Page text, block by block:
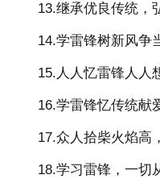
13.继承优良传统，
14.学雷锋树新风争
15.人人忆雷锋人人
16.学雷锋忆传统献
17.众人拾柴火焰高
18.学习雷锋，一切